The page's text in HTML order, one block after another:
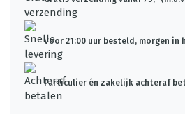
Voor 21:00 uur besteld, morgen in
Particulier én zakelijk achteraf